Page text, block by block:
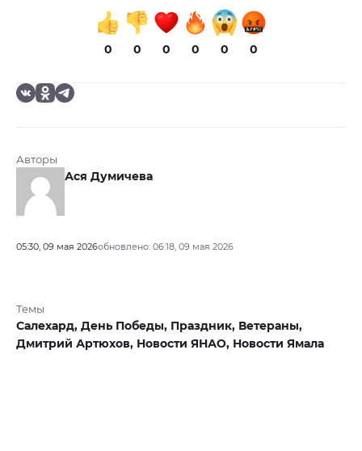
0 0 0 0 0 0
Авторы
Ася Думичева
05:30, 09 мая 2026обновлено: 06:18, 09 мая 2026
Темы
Салехард, День Победы, Праздник, Ветераны,
Дмитрий Артюхов, Новости ЯНАО, Новости Ямала